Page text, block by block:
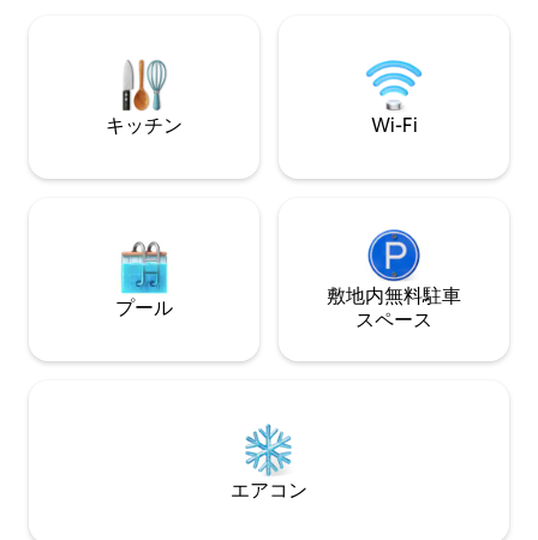
す。 約850平方フィート プライベートな
フェンス付きデッ
トビーチバンガロ
ートです。4つの
キッチン Wi-Fi
プール
敷地内無料駐⁠車
ス⁠ペ⁠ー⁠ス
エアコン